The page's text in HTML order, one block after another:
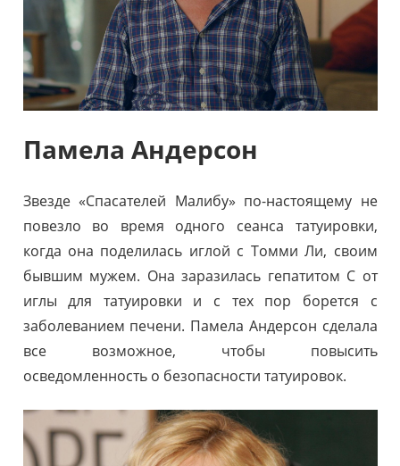
Памела Андерсон
Звезде «Спасателей Малибу» по-настоящему не
повезло во время одного сеанса татуировки,
когда она поделилась иглой с Томми Ли, своим
бывшим мужем. Она заразилась гепатитом С от
иглы для татуировки и с тех пор борется с
заболеванием печени. Памела Андерсон сделала
все возможное, чтобы повысить
осведомленность о безопасности татуировок.